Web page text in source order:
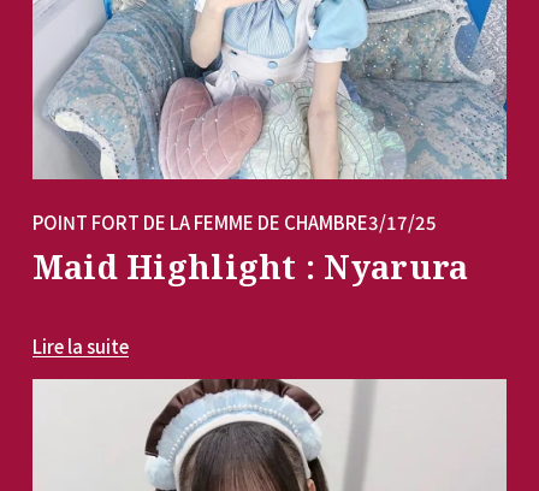
POINT FORT DE LA FEMME DE CHAMBRE3/17/25
Maid Highlight : Nyarura
Lire la suite